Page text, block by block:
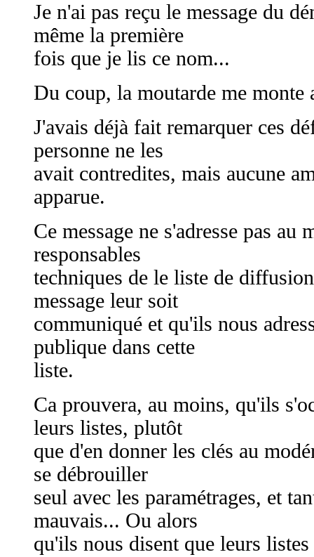
Je n'ai pas reçu le message du
même la première
fois que je lis ce nom...
Du coup, la moutarde me monte
J'avais déjà fait remarquer ces
personne ne les
avait contredites, mais aucune
apparue.
Ce message ne s'adresse pas au
responsables
techniques de le liste de
message leur soit
communiqué et qu'ils nous
publique dans cette
liste.
Ca prouvera, au moins, qu'ils
leurs listes, plutôt
que d'en donner les clés au
se débrouiller
seul avec les paramétrages, et
mauvais... Ou alors
qu'ils nous disent que leurs